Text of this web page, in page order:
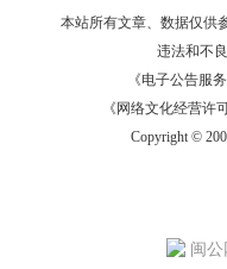
本站所有文章、数据仅供
违法和不
《电子公告服务
《网络文化经营许
Copyright ©
闽公